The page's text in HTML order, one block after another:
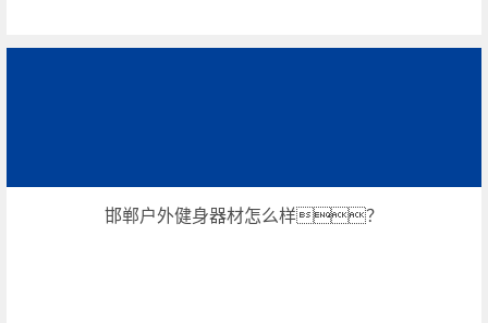
邯郸户外健身器材怎么样？